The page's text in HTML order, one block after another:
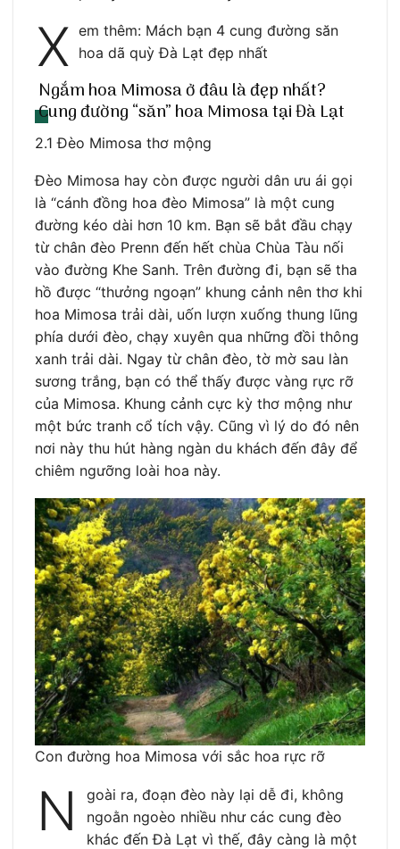
X em thêm: Mách bạn 4 cung đường săn
hoa dã quỳ Đà Lạt đẹp nhất
Ngắm hoa Mimosa ở đâu là đẹp nhất?
Cung đường “săn” hoa Mimosa tại Đà Lạt
2.1 Đèo Mimosa thơ mộng
Đèo Mimosa hay còn được người dân ưu ái gọi
là “cánh đồng hoa đèo Mimosa” là một cung
đường kéo dài hơn 10 km. Bạn sẽ bắt đầu chạy
từ chân đèo Prenn đến hết chùa Chùa Tàu nối
vào đường Khe Sanh. Trên đường đi, bạn sẽ tha
hồ được “thưởng ngoạn” khung cảnh nên thơ khi
hoa Mimosa trải dài, uốn lượn xuống thung lũng
phía dưới đèo, chạy xuyên qua những đồi thông
xanh trải dài. Ngay từ chân đèo, tờ mờ sau làn
sương trắng, bạn có thể thấy được vàng rực rỡ
của Mimosa. Khung cảnh cực kỳ thơ mộng như
một bức tranh cổ tích vậy. Cũng vì lý do đó nên
nơi này thu hút hàng ngàn du khách đến đây để
chiêm ngưỡng loài hoa này.
Con đường hoa Mimosa với sắc hoa rực rỡ
N
goài ra, đoạn đèo này lại dễ đi, không
ngoằn ngoèo nhiều như các cung đèo
khác đến Đà Lạt vì thế, đây càng là một